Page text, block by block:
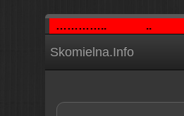
…………..
Skomielna.Info